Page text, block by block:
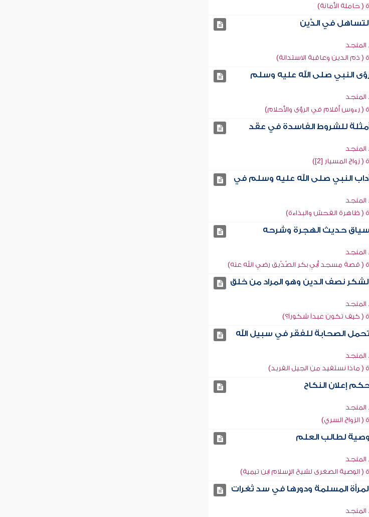
حاملة الأمانة)
في الدَّين
ذم الدين وعاقبة الاستدانة)
النبي صلى الله عليه وسلم
رءوس أقلام في الرؤى والأحلام)
للشروط الفاسدة في عقد
المسيار [2])
النبي صلى الله عليه وسلم في
ظاهرة الفحش والبذاءة)
سياق حديث الهجرة وشرحه
( قصة مسجد أبي بكر الصِّدِّيق رضي الله عنه)
نصف الدين وهو المراد من خلق
( كيف تكون عبداً شكوراً؟)
تحمل الصحابة للفقر في سبيل الله
ماذا نستفيد من الجيل الفريد)
إعلان النكاح
الزواج السري)
وصية لطالب العلم
الوصية الصغرى لشيخ الإسلام ابن تيمية)
المسلمة ودورها في سد ثغرات